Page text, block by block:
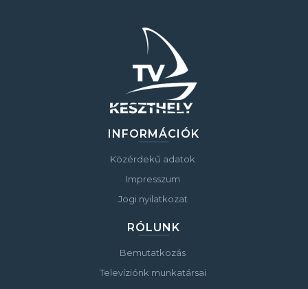
INFORMÁCIÓK
Közérdekű adatok
Impresszum
Jogi nyilatkozat
RÓLUNK
Bemutatkozás
Televíziónk munkatársai